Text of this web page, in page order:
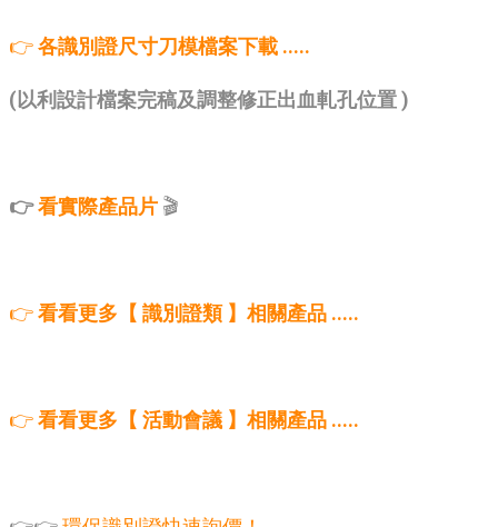
👉各識別證尺寸刀模檔案下載 .....
(以利設計檔案完稿及調整修正出血軋孔位置 )
👉看實際產品片 🎬
👉看看更多【 識別證類 】相關產品 .....
👉看看更多【 活動會議 】相關產品 .....